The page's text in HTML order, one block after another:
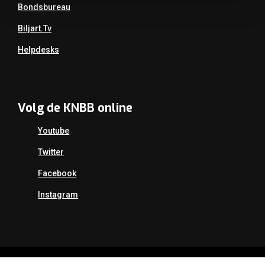
Bondsbureau
Biljart.tv
Helpdesks
Volg de KNBB online
Youtube
Twitter
Facebook
Instagram